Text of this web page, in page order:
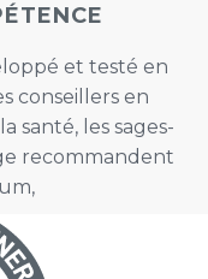
et testé en
conseillers en
santé, les sages-
recommandent